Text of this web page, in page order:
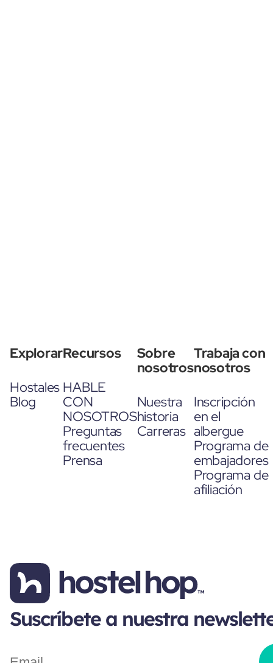
Explorar
Hostales
Blog
Recursos
HABLE
CON
NOSOTROS
Preguntas
frecuentes
Prensa
Sobre
nosotros
Nuestra
historia
Carreras
Trabaja con
nosotros
Inscripción
en el
albergue
Programa de
embajadores
Programa de
afiliación
Suscríbete a nuestra